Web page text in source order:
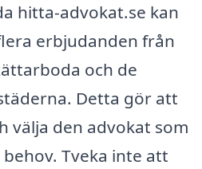
hitta-advokat.se kan
erbjudanden från
och de
Detta gör att
välja den advokat som
Tveka inte att